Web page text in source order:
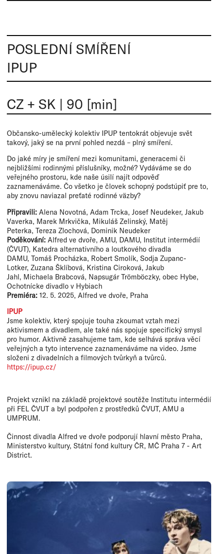
POSLEDNÍ SMÍŘENÍ
IPUP
CZ + SK | 90 [min]
Občansko-umělecký kolektiv IPUP tentokrát objevuje svět
takový, jaký se na první pohled nezdá – plný smíření.
Do jaké míry je smíření mezi komunitami, generacemi či
nejbližšími rodinnými příslušníky, možné? Vydáváme se do
veřejného prostoru, kde naše úsilí najít odpověď
zaznamenáváme. Čo všetko je človek schopný podstúpiť pre to,
aby znovu naviazal preťaté rodinné väzby?
Připravili: Alena Novotná, Adam Trcka, Josef Neudeker, Jakub
Vaverka, Marek Mrkvička, Mikuláš Zelinský, Matěj
Peterka, Tereza Zlochová, Dominik Neudeker
Poděkování: Alfred ve dvoře, AMU, DAMU, Institut intermédií
(ČVUT), Katedra alternativního a loutkového divadla
DAMU, Tomáš Procházka, Robert Smolík, Sodja Zupanc-
Lotker, Zuzana Šklíbová, Kristina Ciroková, Jakub
Jahl, Michaela Brabcová, Napsugár Trömböczky, obec Hybe,
Ochotnícke divadlo v Hybiach
Premiéra: 12. 5. 2025, Alfred ve dvoře, Praha
IPUP
Jsme kolektiv, který spojuje touha zkoumat vztah mezi
aktivismem a divadlem, ale také nás spojuje specifický smysl
pro humor. Aktivně zasahujeme tam, kde selhává správa věcí
veřejných a tyto intervence zaznamenáváme na video. Jsme
složeni z divadelních a filmových tvůrkyň a tvůrců.
https://ipup.cz/
Projekt vznikl na základě projektové soutěže Institutu intermédií
při FEL ČVUT a byl podpořen z prostředků ČVUT, AMU a
UMPRUM.
Činnost divadla Alfred ve dvoře podporují hlavní město Praha,
Ministerstvo kultury, Státní fond kultury ČR, MČ Praha 7 - Art
District.